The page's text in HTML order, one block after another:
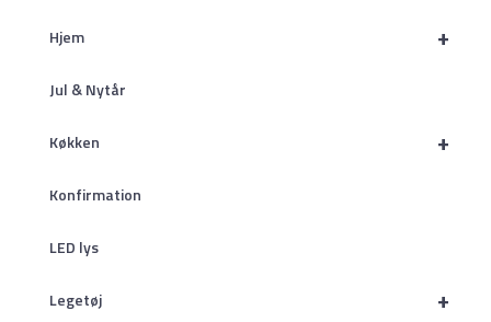
+
Hjem
Jul & Nytår
+
Køkken
Konfirmation
LED lys
+
Legetøj